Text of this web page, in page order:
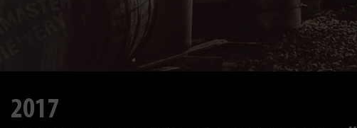
2017